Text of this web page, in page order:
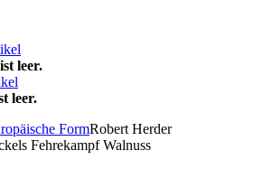
leer.
leer.
FormRobert Herder
Fehrekampf Walnuss